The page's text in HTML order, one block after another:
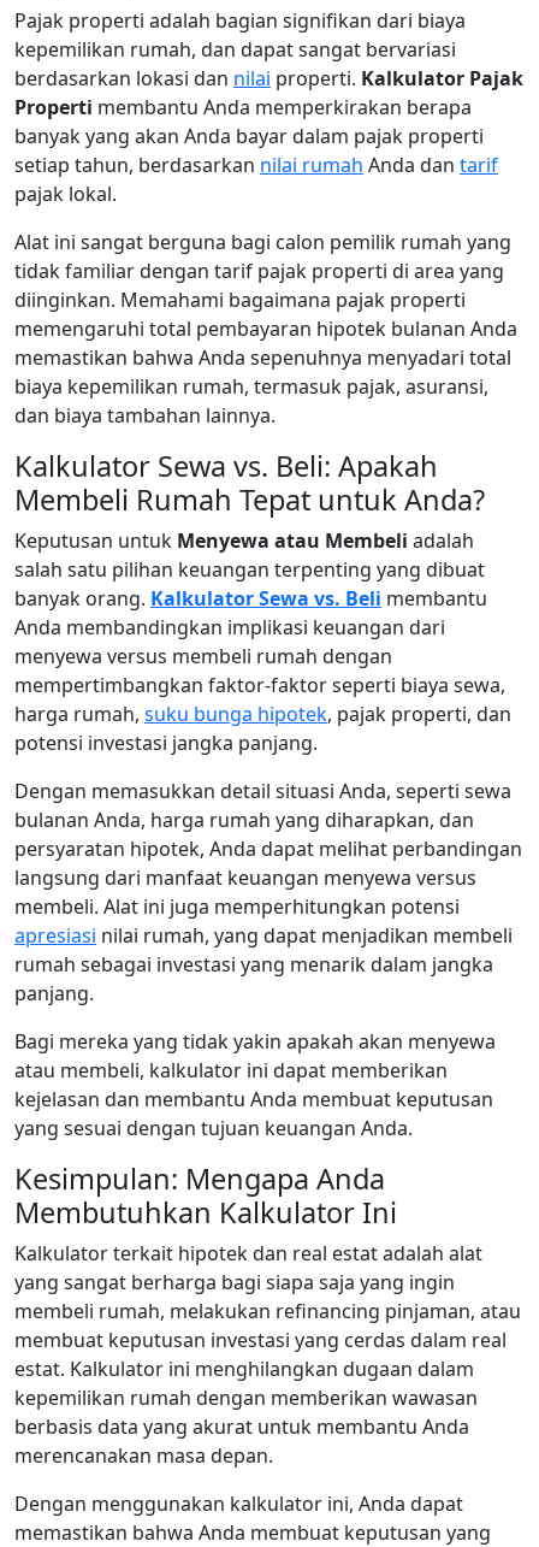
Pajak properti adalah bagian signifikan dari biaya
kepemilikan rumah, dan dapat sangat bervariasi
berdasarkan lokasi dan nilai properti. Kalkulator Pajak
Properti membantu Anda memperkirakan berapa
banyak yang akan Anda bayar dalam pajak properti
setiap tahun, berdasarkan nilai rumah Anda dan tarif
pajak lokal.
Alat ini sangat berguna bagi calon pemilik rumah yang
tidak familiar dengan tarif pajak properti di area yang
diinginkan. Memahami bagaimana pajak properti
memengaruhi total pembayaran hipotek bulanan Anda
memastikan bahwa Anda sepenuhnya menyadari total
biaya kepemilikan rumah, termasuk pajak, asuransi,
dan biaya tambahan lainnya.
Kalkulator Sewa vs. Beli: Apakah
Membeli Rumah Tepat untuk Anda?
Keputusan untuk Menyewa atau Membeli adalah
salah satu pilihan keuangan terpenting yang dibuat
banyak orang. Kalkulator Sewa vs. Beli membantu
Anda membandingkan implikasi keuangan dari
menyewa versus membeli rumah dengan
mempertimbangkan faktor-faktor seperti biaya sewa,
harga rumah, suku bunga hipotek, pajak properti, dan
potensi investasi jangka panjang.
Dengan memasukkan detail situasi Anda, seperti sewa
bulanan Anda, harga rumah yang diharapkan, dan
persyaratan hipotek, Anda dapat melihat perbandingan
langsung dari manfaat keuangan menyewa versus
membeli. Alat ini juga memperhitungkan potensi
apresiasi nilai rumah, yang dapat menjadikan membeli
rumah sebagai investasi yang menarik dalam jangka
panjang.
Bagi mereka yang tidak yakin apakah akan menyewa
atau membeli, kalkulator ini dapat memberikan
kejelasan dan membantu Anda membuat keputusan
yang sesuai dengan tujuan keuangan Anda.
Kesimpulan: Mengapa Anda
Membutuhkan Kalkulator Ini
Kalkulator terkait hipotek dan real estat adalah alat
yang sangat berharga bagi siapa saja yang ingin
membeli rumah, melakukan refinancing pinjaman, atau
membuat keputusan investasi yang cerdas dalam real
estat. Kalkulator ini menghilangkan dugaan dalam
kepemilikan rumah dengan memberikan wawasan
berbasis data yang akurat untuk membantu Anda
merencanakan masa depan.
Dengan menggunakan kalkulator ini, Anda dapat
memastikan bahwa Anda membuat keputusan yang